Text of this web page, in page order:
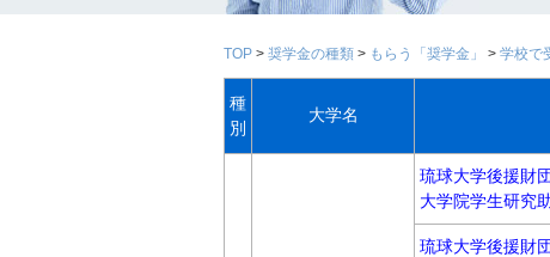
TOP > 奨学金の種類 > もらう「奨学金」 > 学校で
種
別
大学名
琉球大学後援財
大学院学生研究
琉球大学後援財